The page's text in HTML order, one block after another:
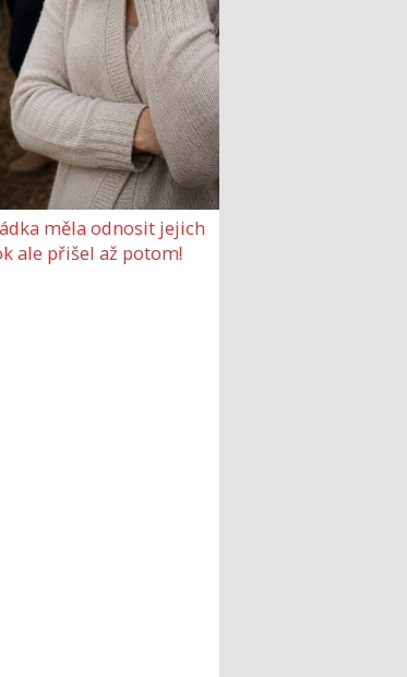
měla odnosit jejich
ale přišel až potom!